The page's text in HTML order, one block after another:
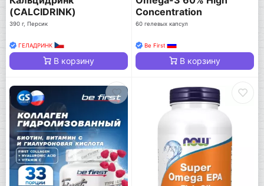
(CALCIDRINK)
390 г, Персик
ГЕЛАДРИНК
В корзину
Concentration
60 гелевых капсул
Be First
В корзину